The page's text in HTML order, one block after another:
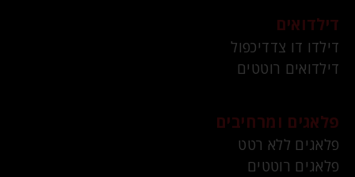
דילדואים
דילדו דו צדדיכפול
דילדואים רוטטים
פלאגים ומרחיבים
פלאגים ללא רטט
פלאגים רוטטים